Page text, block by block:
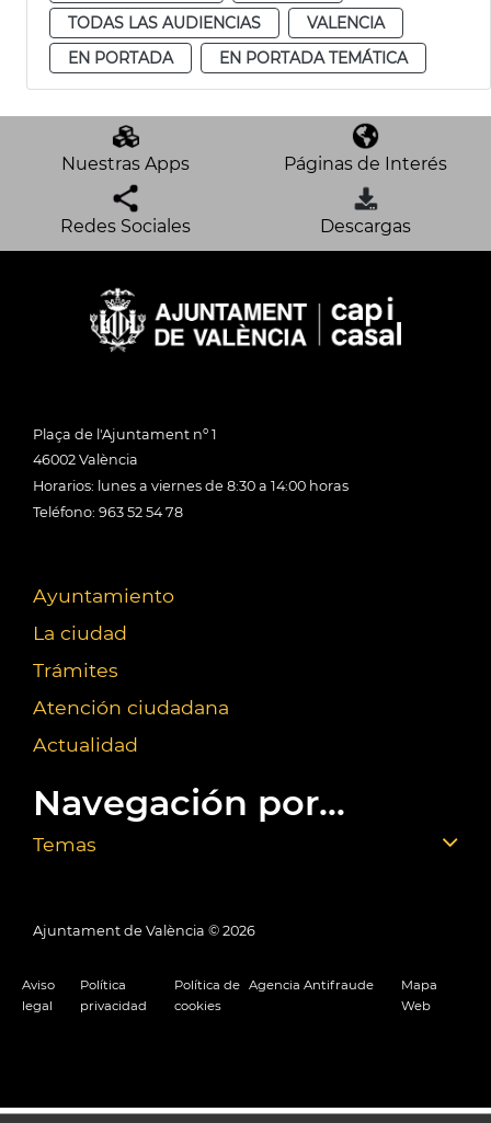
TODAS LAS AUDIENCIAS
VALENCIA
EN PORTADA
EN PORTADA TEMÁTICA
Nuestras Apps Páginas de Interés
Redes Sociales Descargas
Plaça de l'Ajuntament nº 1
46002 València
Horarios: lunes a viernes de 8:30 a 14:00 horas
Teléfono: 963 52 54 78
Ayuntamiento
La ciudad
Trámites
Atención ciudadana
Actualidad
Navegación por...
Temas
Ajuntament de València © 2026
Aviso
legal
Política
privacidad
Política de
cookies
Agencia Antifraude
Mapa
Web